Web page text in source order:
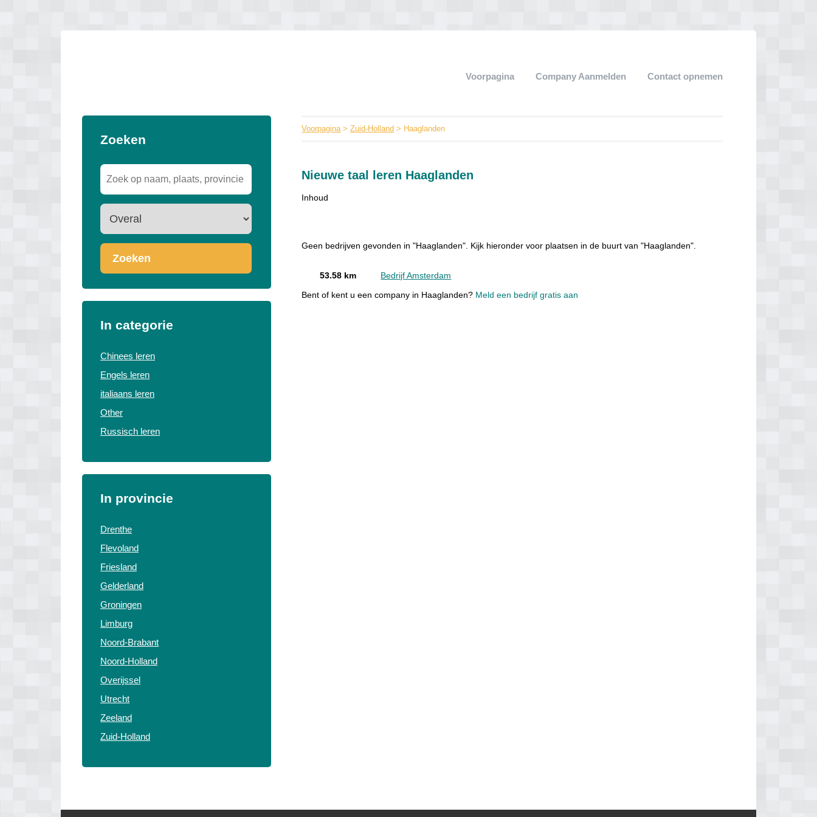
Voorpagina Company Aanmelden Contact opnemen
Zoeken
Zoeken
In categorie
Chinees leren
Engels leren
italiaans leren
Other
Russisch leren
In provincie
Drenthe
Flevoland
Friesland
Gelderland
Groningen
Limburg
Noord-Brabant
Noord-Holland
Overijssel
Utrecht
Zeeland
Zuid-Holland
Voorpagina>Zuid-Holland > Haaglanden
Nieuwe taal leren Haaglanden
Inhoud
Geen bedrijven gevonden in "Haaglanden". Kijk hieronder voor plaatsen in de buurt van "Haaglanden".
53.58 km Bedrijf Amsterdam
Bent of kent u een company in Haaglanden? Meld een bedrijf gratis aan